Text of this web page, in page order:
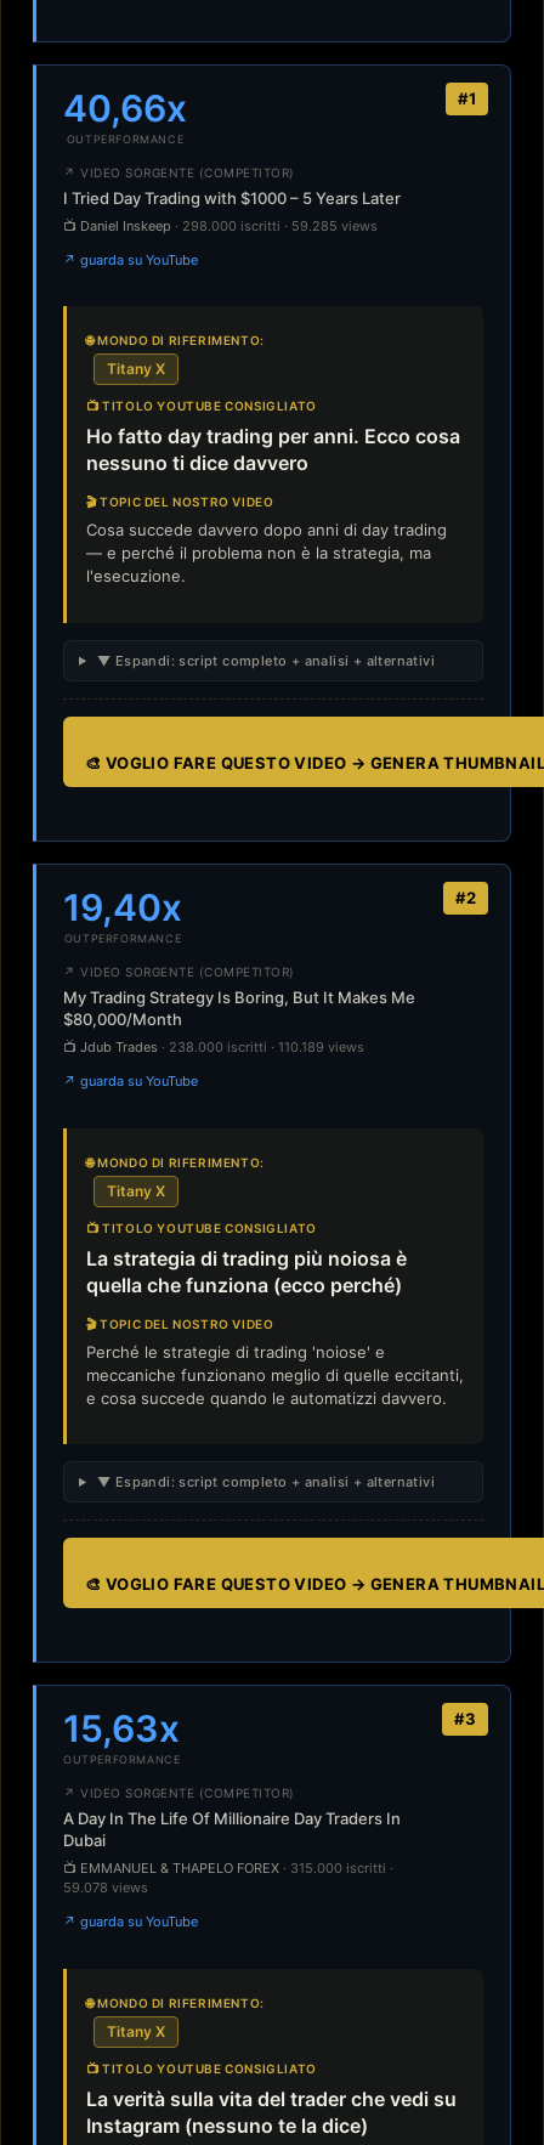
#1
40,66x
OUTPERFORMANCE
↗ VIDEO SORGENTE (COMPETITOR)
I Tried Day Trading with $1000 – 5 Years Later
📺 Daniel Inskeep · 298.000 iscritti · 59.285 views
↗ guarda su YouTube
🌐 MONDO DI RIFERIMENTO:
Titany X
📺 TITOLO YOUTUBE CONSIGLIATO
Ho fatto day trading per anni. Ecco cosa
nessuno ti dice davvero
🎬 TOPIC DEL NOSTRO VIDEO
Cosa succede davvero dopo anni di day trading
— e perché il problema non è la strategia, ma
l'esecuzione.
▼ Espandi: script completo + analisi + alternativi
🎨 VOGLIO FARE QUESTO VIDEO → GENERA THUMBNAIL
#2
19,40x
OUTPERFORMANCE
↗ VIDEO SORGENTE (COMPETITOR)
My Trading Strategy Is Boring, But It Makes Me
$80,000/Month
📺 Jdub Trades · 238.000 iscritti · 110.189 views
↗ guarda su YouTube
🌐 MONDO DI RIFERIMENTO:
Titany X
📺 TITOLO YOUTUBE CONSIGLIATO
La strategia di trading più noiosa è
quella che funziona (ecco perché)
🎬 TOPIC DEL NOSTRO VIDEO
Perché le strategie di trading 'noiose' e
meccaniche funzionano meglio di quelle eccitanti,
e cosa succede quando le automatizzi davvero.
▼ Espandi: script completo + analisi + alternativi
🎨 VOGLIO FARE QUESTO VIDEO → GENERA THUMBNAIL
#3
15,63x
OUTPERFORMANCE
↗ VIDEO SORGENTE (COMPETITOR)
A Day In The Life Of Millionaire Day Traders In
Dubai
📺 EMMANUEL & THAPELO FOREX · 315.000 iscritti ·
59.078 views
↗ guarda su YouTube
🌐 MONDO DI RIFERIMENTO:
Titany X
📺 TITOLO YOUTUBE CONSIGLIATO
La verità sulla vita del trader che vedi su
Instagram (nessuno te la dice)